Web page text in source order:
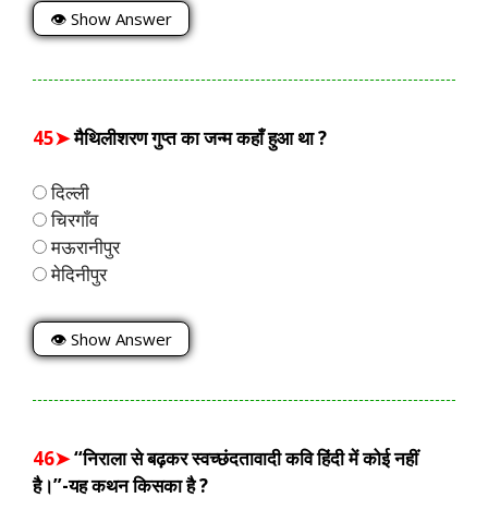
👁 Show Answer
45➤मैथिलीशरण गुप्त का जन्म कहाँ हुआ था ?
दिल्ली
चिरगाँव
मऊरानीपुर
मेदिनीपुर
👁 Show Answer
46➤“निराला से बढ़कर स्वच्छंदतावादी कवि हिंदी में कोई नहीं
है।”-यह कथन किसका है ?